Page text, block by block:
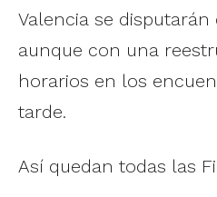
Valencia se
aunque con una
horarios en los
tarde.
Así quedan todas las